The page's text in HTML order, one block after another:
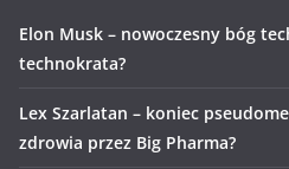
Elon Musk – nowoczesny bóg
technokrata?
Lex Szarlatan – koniec
zdrowia przez Big Pharma?